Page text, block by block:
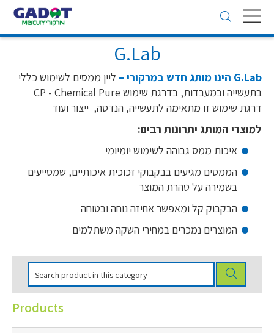
Toggle
navigation
G.Lab
G.Lab הינו מותג חדש במרקורי –
ליין ממסים לשימוש כללי
בתעשייה ובמעבדות, בדרגת שימוש CP - Chemical Pure
דרגת שימוש זו מתאימה לתעשייה, הנדסה, ייצור ועוד
למוצרי המותג יתרונות רבים:
איכות ממס גבוהה לשימוש יומיומי
הממסים מגיעים בבקבוקי זכוכית איכותיים, שמסייעים
בשמירה על טהרת המוצר
הבקבוק קל ומאפשר אחיזה נוחה ובטוחה
המוצרים נמכרים במחירי השקה משתלמים
Products